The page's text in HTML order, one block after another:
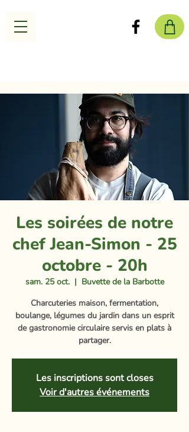
Les soirées de notre
chef Jean-Simon - 25
octobre - 20h
sam. 25 oct.
  |
Buvette de la Barbotte
Charcuteries maison, fermentation,
boulange, légumes du jardin dans un esprit
de gastronomie circulaire servis en plats à
partager.
Les inscriptions sont closes
Voir d'autres événements